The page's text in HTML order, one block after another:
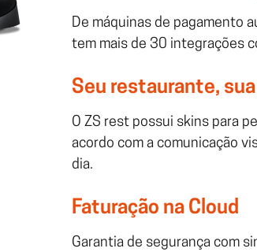
De máquinas de pagamento
tem mais de 30 integrações
Seu restaurante,
O ZS rest possui skins para
acordo com a comunicação
dia.
Faturação na Cloud
Garantia de segurança com